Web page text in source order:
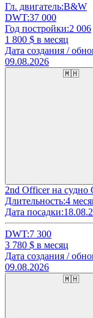
Гл. двигатель:B&W
DWT:37 000
Год постройки:2 006
1 800 $ в месяц
Дата создания /
09.08.2026
🇲🇭
2nd Officer на судно
Длительность:4
Дата посадки:
DWT:7 300
3 780 $ в месяц
Дата создания /
09.08.2026
🇲🇭